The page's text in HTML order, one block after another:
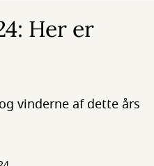
Her er
vinderne af dette års